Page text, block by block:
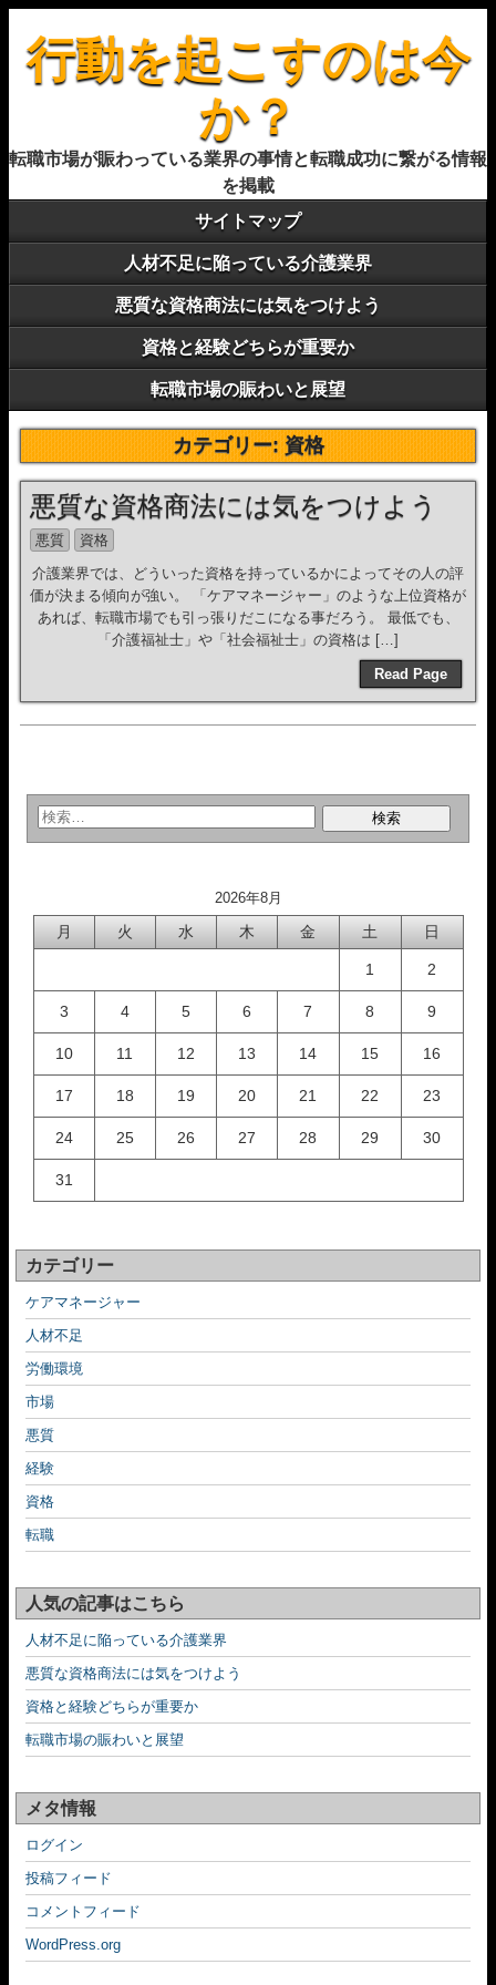
行動を起こすのは今
か？
転職市場が賑わっている業界の事情と転職成功に繋がる情報
を掲載
サイトマップ
人材不足に陥っている介護業界
悪質な資格商法には気をつけよう
資格と経験どちらが重要か
転職市場の賑わいと展望
カテゴリー:資格
悪質な資格商法には気をつけよう
悪質
資格
介護業界では、どういった資格を持っているかによってその人の評
価が決まる傾向が強い。 「ケアマネージャー」のような上位資格が
あれば、転職市場でも引っ張りだこになる事だろう。 最低でも、
「介護福祉士」や「社会福祉士」の資格は […]
Read Page
2026年8月
月 火 水 木 金 土 日
1 2
3 4 5 6 7 8 9
10 11 12 13 14 15 16
17 18 19 20 21 22 23
24 25 26 27 28 29 30
31
カテゴリー
ケアマネージャー
人材不足
労働環境
市場
悪質
経験
資格
転職
人気の記事はこちら
人材不足に陥っている介護業界
悪質な資格商法には気をつけよう
資格と経験どちらが重要か
転職市場の賑わいと展望
メタ情報
ログイン
投稿フィード
コメントフィード
WordPress.org